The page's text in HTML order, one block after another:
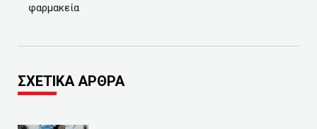
φαρμακεία
ΣΧΕΤΙΚΑ ΑΡΘΡΑ